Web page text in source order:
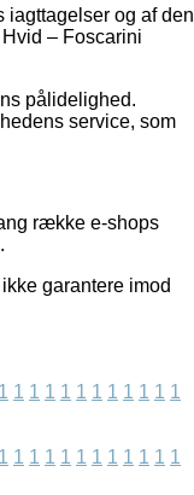
iagttagelser og af den
– Foscarini
pålidelighed.
service, som
række e-shops
garantere imod
1 1 1 1 1 1 1 1 1 1 1 1
1 1 1 1 1 1 1 1 1 1 1 1